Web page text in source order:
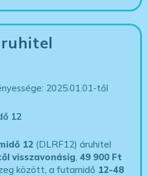
2025.01.01-től
12
12 (DLRF12) áruhitel
visszavonásig,49 900 Ft
között, a futamidő 12-48